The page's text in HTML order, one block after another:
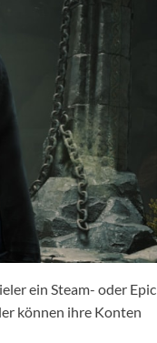
ein Steam- oder Epic
können ihre Konten